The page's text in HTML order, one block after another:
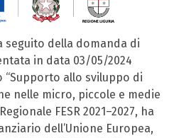
a seguito della domanda di
in data 03/05/2024
“Supporto allo sviluppo di
nelle micro, piccole e medie
FESR 2021–2027, ha
dell’Unione Europea,